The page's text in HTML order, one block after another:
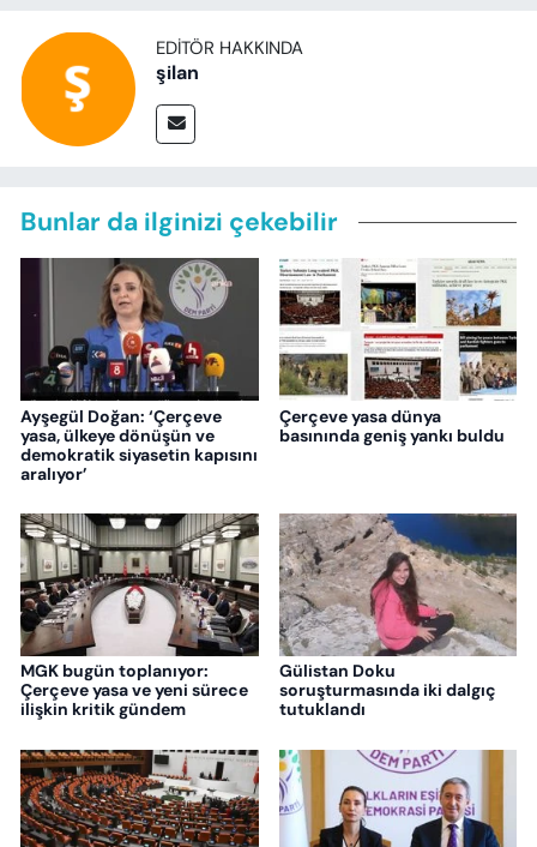
EDITÖR HAKKINDA
şilan
Bunlar da ilginizi çekebilir
Ayşegül Doğan: ‘Çerçeve
yasa, ülkeye dönüşün ve
demokratik siyasetin kapısını
aralıyor’
Çerçeve yasa dünya
basınında geniş yankı buldu
MGK bugün toplanıyor:
Çerçeve yasa ve yeni sürece
ilişkin kritik gündem
Gülistan Doku
soruşturmasında iki dalgıç
tutuklandı